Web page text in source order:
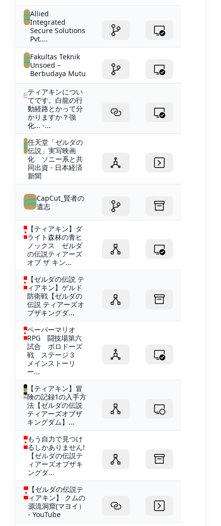
Allied
Integrated
Secure Solutions
Pvt....
Fakultas Teknik
Unsoed –
Berbudaya Mutu
ティアキンについ
てです。白龍の行
動経路とかって分
かりますか？強
化... -...
任天堂「ゼルダの
伝説」実写映画
化 ソニー系と共
同出資 - 日本経済
新聞
CapCut_賢者の
遺志
【ティアキン】ダ
ライト森林の青ヒ
ノックス ゼルダ
の伝説ティアーズ
オブ ザ キン...
【ゼルダの伝説 テ
ィアキン】ゲルド
防衛戦【ゼルダの
伝説 ティアーズオ
ブザキングダ...
ペーパーマリオ
RPG 闘技場第六
試合 ボロドーズ
戦 ステージ３
メインストーリ
ー...
【ティアキン】冒
険の記録1の入手方
法【ゼルダの伝説
ティアーズオブザ
キングダム】...
もう自力で見つけ
るしかありません!
【ゼルダの伝説テ
ィアーズオブザキ
ングダ...
【ゼルダの伝説テ
ィアキン】 クムの
源流洞窟(マヨイ）
- YouTube